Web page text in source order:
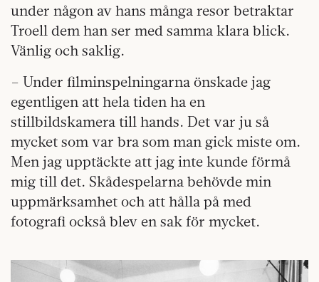
under någon av hans många resor betraktar
Troell dem han ser med samma klara blick.
Vänlig och saklig.
– Under filminspelningarna önskade jag
egentligen att hela tiden ha en
stillbildskamera till hands. Det var ju så
mycket som var bra som man gick miste om.
Men jag upptäckte att jag inte kunde förmå
mig till det. Skådespelarna behövde min
uppmärksamhet och att hålla på med
fotografi också blev en sak för mycket.